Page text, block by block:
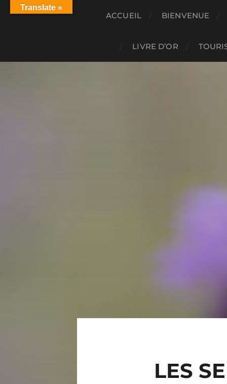
ACCUEIL BIENVENUE
LIVRE D’OR
LES
Translate »